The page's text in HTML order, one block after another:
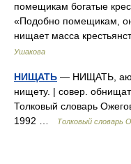
помещикам богатые
«Подобно помещикам,
нищает масса
Ушакова
НИЩАТЬ — НИЩАТЬ, аю,
нищету. | совер.
Толковый словарь
1992 …
Толковый словарь